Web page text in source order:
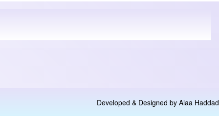
Developed & Designed by Alaa Haddad